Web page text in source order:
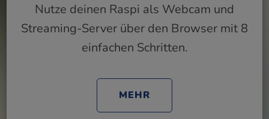
Nutze deinen Raspi als Webcam und
Streaming-Server über den Browser mit 8
einfachen Schritten.
MEHR